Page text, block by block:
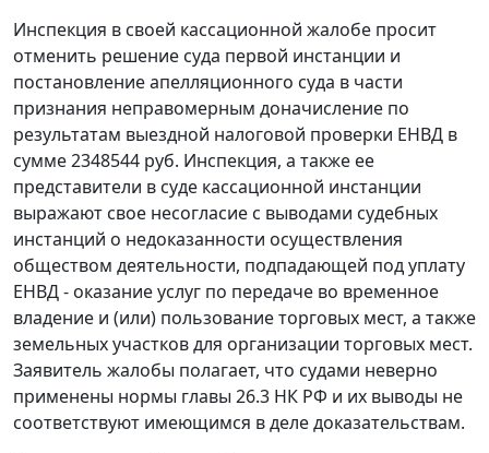
Инспекция в своей кассационной жалобе просит
отменить решение суда первой инстанции и
постановление апелляционного суда в части
признания неправомерным доначисление по
результатам выездной налоговой проверки ЕНВД в
сумме 2348544 руб. Инспекция, а также ее
представители в суде кассационной инстанции
выражают свое несогласие с выводами судебных
инстанций о недоказанности осуществления
обществом деятельности, подпадающей под уплату
ЕНВД - оказание услуг по передаче во временное
владение и (или) пользование торговых мест, а также
земельных участков для организации торговых мест.
Заявитель жалобы полагает, что судами неверно
применены нормы главы 26.3 НК РФ и их выводы не
соответствуют имеющимся в деле доказательствам.